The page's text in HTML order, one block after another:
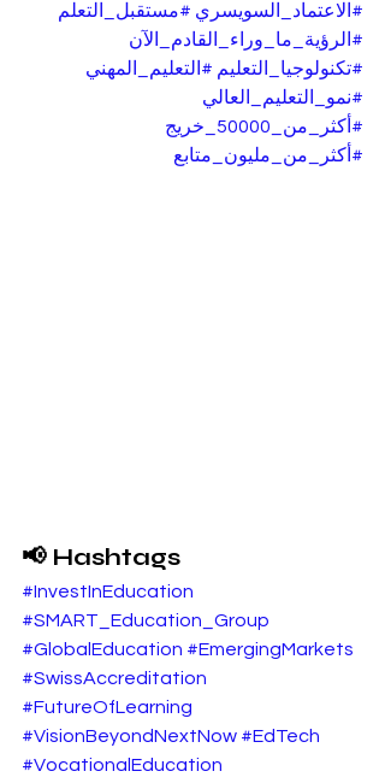
#الاعتماد_السويسري #مستقبل_التعلم
#الرؤية_ما_وراء_القادم_الآن
#تكنولوجيا_التعليم #التعليم_المهني
#نمو_التعليم_العالي
#أكثر_من_50000_خريج
#أكثر_من_مليون_متابع
📢 Hashtags
#InvestInEducation
#SMART_Education_Group
#GlobalEducation #EmergingMarkets
#SwissAccreditation
#FutureOfLearning
#VisionBeyondNextNow #EdTech
#VocationalEducation